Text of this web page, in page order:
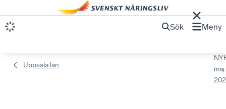
Sök Meny
Uppsala län
maj